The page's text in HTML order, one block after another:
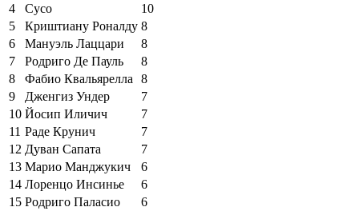
4
Сусо
10
5
Криштиану Роналду 8
6
Мануэль Лаццари
8
7
Родриго Де Пауль
8
8
Фабио Квальярелла
8
9
Дженгиз Ундер
7
10 Йосип Иличич
7
11 Раде Крунич
7
12 Дуван Сапата
7
13 Марио Манджукич
6
14 Лоренцо Инсинье
6
15 Родриго Паласио 6